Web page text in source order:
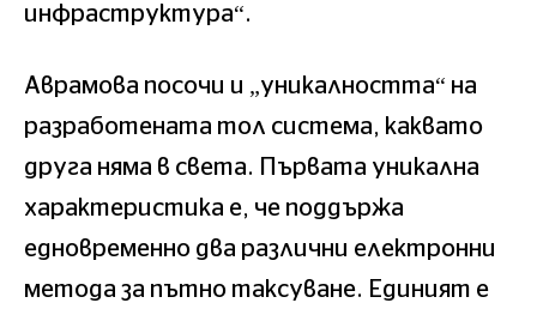
инфраструктура“.
Аврамова посочи и „уникалността“ на
разработената тол система, каквато
друга няма в света. Първата уникална
характеристика е, че поддържа
едновременно два различни електронни
метода за пътно таксуване. Единият е